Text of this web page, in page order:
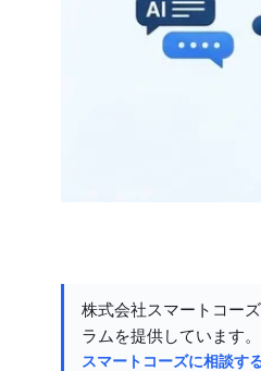
株式会社スマートコー
ラムを提供しています。
スマートコーズに相談す